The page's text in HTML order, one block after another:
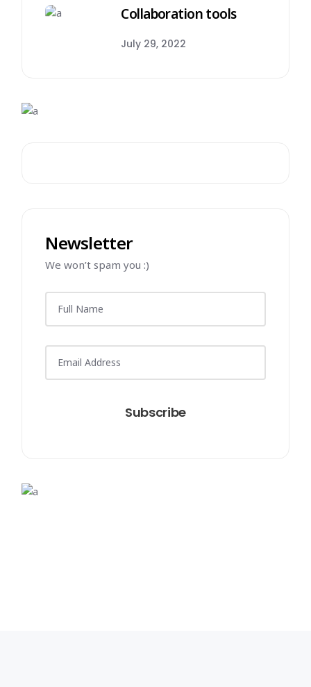
Collaboration tools
July 29, 2022
Newsletter
We won’t spam you :)
Subscribe